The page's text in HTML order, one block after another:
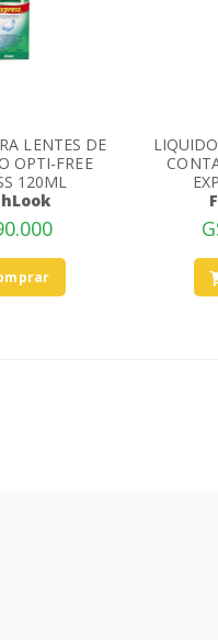
LENTES DE
OPTI-FREE
120ML